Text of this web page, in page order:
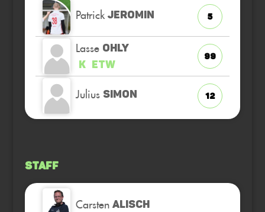
Patrick JEROMIN 5
Lasse OHLY
K ETW
99
Julius SIMON 12
Staff
Carsten ALISCH